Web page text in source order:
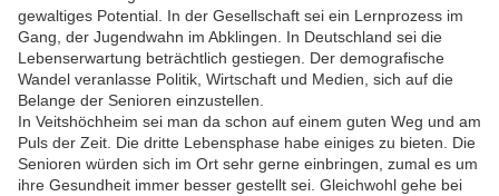
gewaltiges Potential. In der Gesellschaft sei ein Lernprozess im
Gang, der Jugendwahn im Abklingen. In Deutschland sei die
Lebenserwartung beträchtlich gestiegen. Der demografische
Wandel veranlasse Politik, Wirtschaft und Medien, sich auf die
Belange der Senioren einzustellen.
In Veitshöchheim sei man da schon auf einem guten Weg und am
Puls der Zeit. Die dritte Lebensphase habe einiges zu bieten. Die
Senioren würden sich im Ort sehr gerne einbringen, zumal es um
ihre Gesundheit immer besser gestellt sei. Gleichwohl gehe bei